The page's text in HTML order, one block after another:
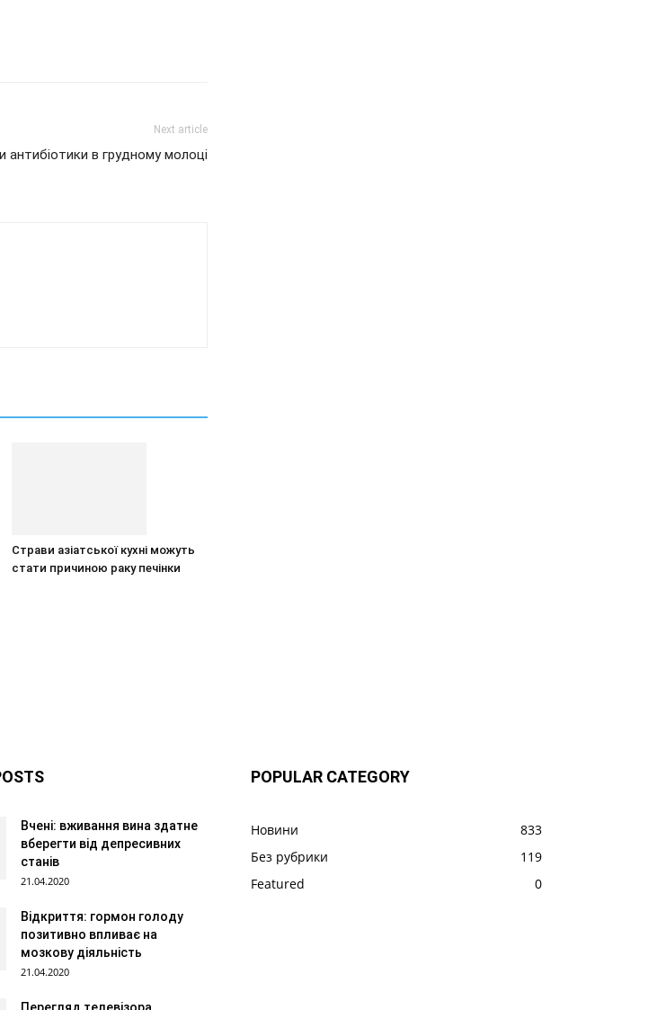
Next article
антибіотики в грудному молоці
Страви азіатської кухні можуть
стати причиною раку печінки
Вчені: вживання вина здатне
вберегти від депресивних
станів
21.04.2020
Відкриття: гормон голоду
позитивно впливає на
мозкову діяльність
21.04.2020
POPULAR CATEGORY
Новини
833
Без рубрики
119
Featured
0